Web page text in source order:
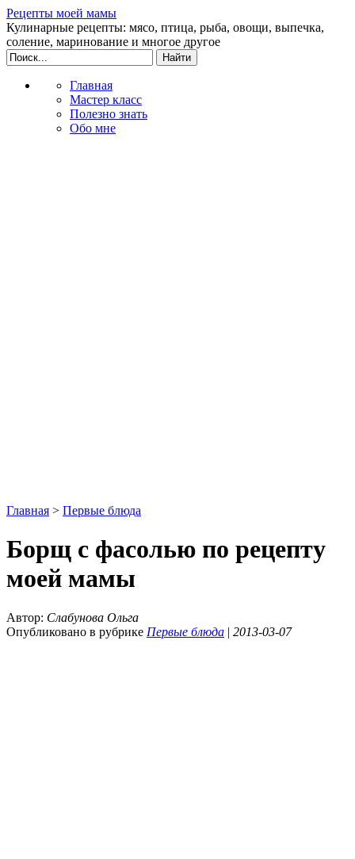
Рецепты моей мамы
Кулинарные рецепты: мясо, птица, рыба, овощи, выпечка,
соление, маринование и многое другое
Главная
Мастер класс
Полезно знать
Обо мне
Главная > Первые блюда
Борщ с фасолью по рецепту
моей мамы
Автор: Слабунова Ольга
Опубликовано в рубрике Первые блюда | 2013-03-07